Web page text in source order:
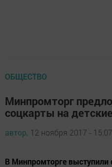
ОБЩЕСТВО
Минпромторг
соцкарты на
автор, 12 ноября 2017 - 15:07
В Минпромторге выступили